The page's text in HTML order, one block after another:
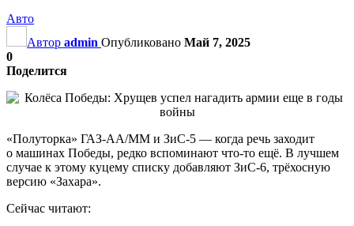
Авто
Автор admin Опубликовано Май 7, 2025
0
Поделится
«Полуторка» ГАЗ-АА/ММ и ЗиС-5 — когда речь заходит
о машинах Победы, редко вспоминают что-то ещё. В лучшем
случае к этому куцему списку добавляют ЗиС-6, трёхосную
версию «Захара».
Сейчас читают: